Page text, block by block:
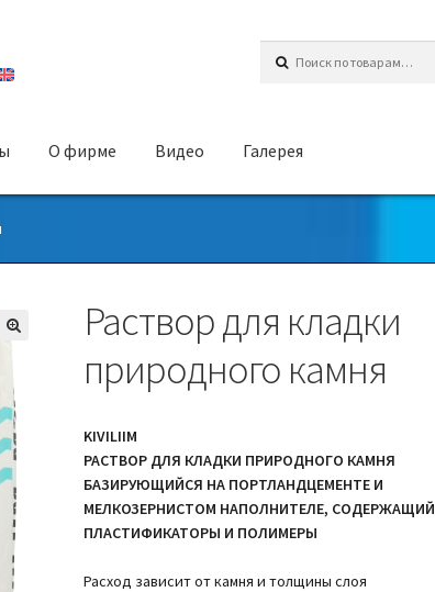
О фирмe Видео Галерея
Раствор для кладки
природного камня
KIVILIIM
РАСТВОР ДЛЯ КЛАДКИ ПРИРОДНОГО КАМНЯ
БАЗИРУЮЩИЙСЯ НА ПОРТЛАНДЦЕМЕНТЕ И
МЕЛКОЗЕРНИСТОМ НАПОЛНИТЕЛЕ, СОДЕРЖАЩИЙ
ПЛАСТИФИКАТОРЫ И ПОЛИМЕРЫ
Расход зависит от камня и толщины слоя